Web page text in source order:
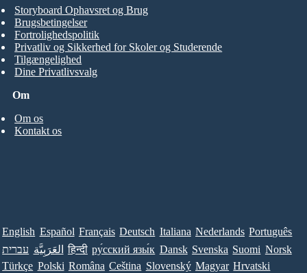
Om
Om os
Kontakt os
Storyboard Ophavsret og Brug
Brugsbetingelser
Fortrolighedspolitik
Privatliv og Sikkerhed for Skoler og Studerende
Tilgængelighed
Dine Privatlivsvalg
English Español Français Deutsch Italiana Nederlands Português
עברית العَرَبِيَّة हिन्दी ру́сский язы́к Dansk Svenska Suomi Norsk
Türkçe Polski Româna Ceština Slovenský Magyar Hrvatski